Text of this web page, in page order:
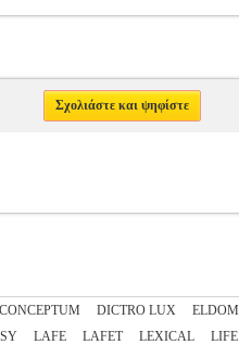
Σχολιάστε και ψηφίστε
CONCEPTUM DICTRO LUX
ELDOM
LAFE LAFET LEXICAL
LIFE